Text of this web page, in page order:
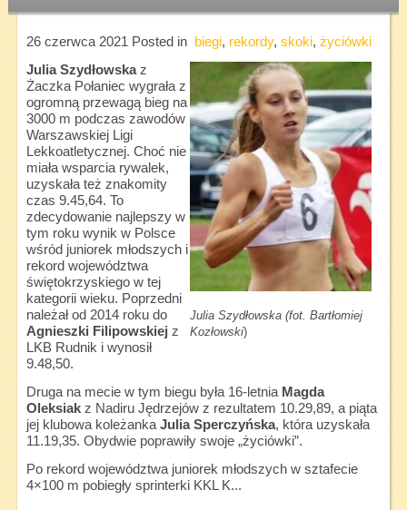
26 czerwca 2021 Posted in biegi, rekordy, skoki, życiówki
Julia Szydłowska (fot. Bartłomiej
Kozłowski)
Julia Szydłowskaz
Żaczka Połaniec wygrała z
ogromną przewagą bieg na
3000 m podczas zawodów
Warszawskiej Ligi
Lekkoatletycznej. Choć nie
miała wsparcia rywalek,
uzyskała też znakomity
czas 9.45,64. To
zdecydowanie najlepszy w
tym roku wynik w Polsce
wśród juniorek młodszych i
rekord województwa
świętokrzyskiego w tej
kategorii wieku. Poprzedni
należał od 2014 roku do
Agnieszki Filipowskiej z
LKB Rudnik i wynosił
9.48,50.
Druga na mecie w tym biegu była 16-letnia Magda
Oleksiakz Nadiru Jędrzejów z rezultatem 10.29,89, a piąta
jej klubowa koleżanka Julia Sperczyńska, która uzyskała
11.19,35. Obydwie poprawiły swoje „życiówki”.
Po rekord województwa juniorek młodszych w sztafecie
4×100 m pobiegły sprinterki KKL K...